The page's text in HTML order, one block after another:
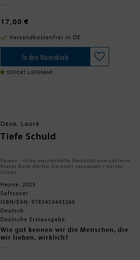
ihren Dates. Bis sie Tom traf. Tom
scheint perfekt: Er ist charmant,
attraktiv und arbeitet als Arzt in einem
Krankenhaus. Dann erschüttert der
brutale Mord an einer Frau die Stadt.
Die Polizei tippt auf einen Serientäter,
der sich mit seinen Opfern zu einem
Date verabredet, bevor er zuschlägt.
sonst könnte sie das nächste Opfer sein
...
17,00 €
Versandkostenfrei in DE
In den Warenkorb
SOFORT LIEFERBAR
Dave, Laura
Tiefe Schuld
Roman - »Eine meisterhafte Geschichtenerzählerin.
Dieses Buch dürfen Sie nicht verpassen.« Harlan
Coben
Heyne, 2025
Softcover
ISBN/EAN: 9783453443266
Deutsch
Deutsche Erstausgabe
Wie gut kennen wir die Menschen, die
wir lieben, wirklich?